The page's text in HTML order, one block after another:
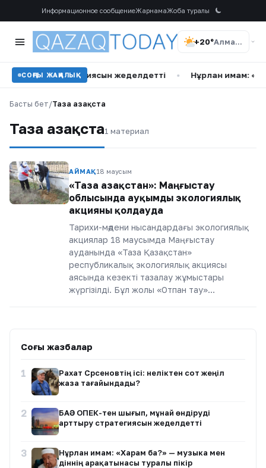
Информационное сообщениеЖарнамаЖоба туралы
+20° Алматы
СОҢҒЫ ЖАҢАЛЫҚ
арттыру стратегиясын жеделдетті Нұрлан имам:
Басты бет/Таза Қазақста
Таза Қазақста1 материал
АЙМАҚ18 маусым
«Таза Қазақстан»: Маңғыстау
облысында ауқымды экологиялық
акцияны қолдауда
Тарихи-мәдени нысандардағы экологиялық
акциялар 18 маусымда Маңғыстау
ауданында «Таза Қазақстан»
республикалық экологиялық акциясы
аясында кезекті тазалау жұмыстары
жүргізілді. Бұл жолы «Отпан тау»…
Соңғы жазбалар
1
Рахат Сәрсеновтің ісі: неліктен сот жеңіл
жаза тағайындады?
2
БАӘ ОПЕК-тен шығып, мұнай өндіруді
арттыру стратегиясын жеделдетті
3
Нұрлан имам: «Харам ба?» — музыка мен
діннің арақатынасы туралы пікір